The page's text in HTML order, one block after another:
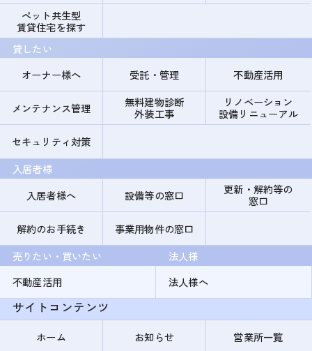
ペット共生型
賃貸住宅を探す
貸したい
オーナー様へ
受託・管理 不動産活用
メンテナンス管理
無料建物診断
外装工事
リノベーション
設備リニューアル
セキュリティ対策
入居者様
入居者様へ
設備等の窓口
更新・解約等の
窓口
解約のお手続き
事業用物件の窓口
売りたい・買いたい
不動産活用
法人様
法人様へ
サイトコンテンツ
ホーム お知らせ 営業所一覧